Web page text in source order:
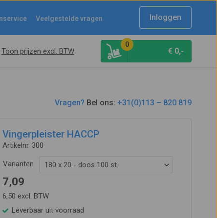
Veelgestelde vragen Inloggen
Toon prijzen excl. BTW
0
€ 0,-
Vragen? Bel ons: +31(0)113 – 820 819
Vingerpleister HACCP
Artikelnr. 300
Varianten 180 x 20 - doos 100 st.
7,09
6,50 excl. BTW
Leverbaar uit voorraad